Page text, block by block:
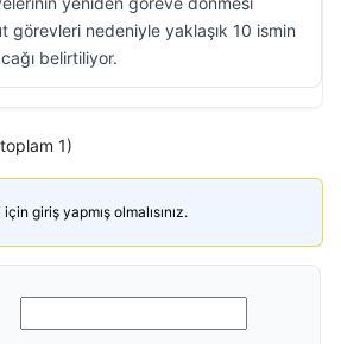
görevleri nedeniyle yaklaşık 10 ismin
belirtiliyor.
1)
giriş yapmış olmalısınız.